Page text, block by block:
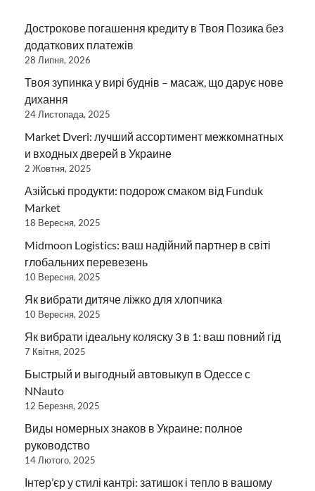
Дострокове погашення кредиту в Твоя Позика без
додаткових платежів
28 Липня, 2026
Твоя зупинка у вирі буднів – масаж, що дарує нове
дихання
24 Листопада, 2025
Market Dveri: лучший ассортимент межкомнатных
и входных дверей в Украине
2 Жовтня, 2025
Азійські продукти: подорож смаком від Funduk
Market
18 Вересня, 2025
Midmoon Logistics: ваш надійний партнер в світі
глобальних перевезень
10 Вересня, 2025
Як вибрати дитяче ліжко для хлопчика
10 Вересня, 2025
Як вибрати ідеальну коляску 3 в 1: ваш повний гід
7 Квітня, 2025
Быстрый и выгодный автовыкуп в Одессе с
NNauto
12 Березня, 2025
Виды номерных знаков в Украине: полное
руководство
14 Лютого, 2025
Інтер’єр у стилі кантрі: затишок і тепло в вашому